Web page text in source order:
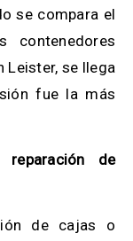
se compara el
contenedores
se llega
fue la más
de
de cajas o